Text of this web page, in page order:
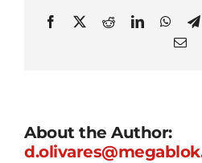
Facebook
X RedditLinkedIn
About the Author: